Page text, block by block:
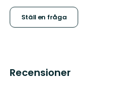
Ställ en fråga
Recensioner